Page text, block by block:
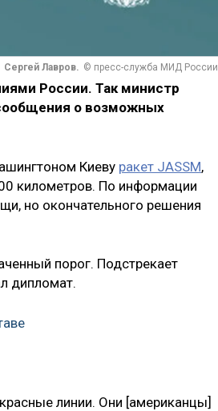
Сергей Лавров. © пресс-служба МИД России
России. Так министр
о возможных
Киеву ракет JASSM,
километров. По информации
но окончательного решения
порог. Подстрекает
дипломат.
линии. Они [американцы]